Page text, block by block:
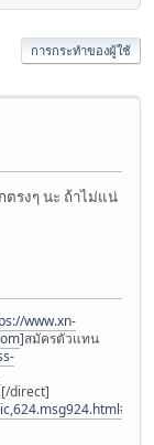
การกระทำของผู้ใช้
รงๆ นะ ถ้าไม่แน่
www.xn-
]สมัครตัวแทน
direct]